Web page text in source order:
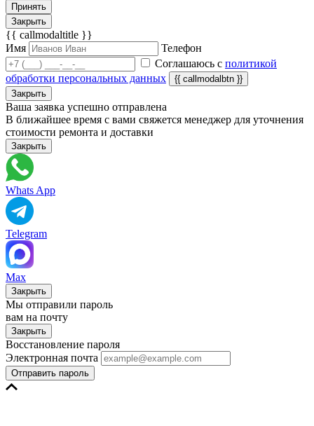
Принять
Закрыть
{{ callmodaltitle }}
Имя
Телефон
Соглашаюсь с политикой
обработки персональных данных
{{ callmodalbtn }}
Закрыть
Ваша заявка успешно отправлена
В ближайшее время с вами свяжется менеджер для уточнения
стоимости ремонта и доставки
Закрыть
Whats App
Telegram
Max
Закрыть
Мы отправили пароль
вам на почту
Закрыть
Восстановление пароля
Электронная почта
Отправить пароль